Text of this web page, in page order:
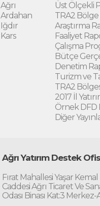
Ağrı
Ardahan
Iğdır
Kars
Üst Ölçekli
TRA2 Bölge
Araştırma
Faaliyet
Çalışma
Bütçe
Denetim
Turizm ve
TRA2
2017 İl
Örnek DFD
Diğer
Ağrı Yatırım Destek
Fırat Mahallesi Yaşar Kemal
Caddesi Ağrı Ticaret Ve
Odası Binası Kat:3 Merkez-